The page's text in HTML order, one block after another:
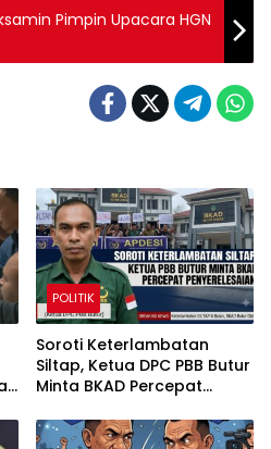
Pimpin Upacara HGN
POLITIK
Soroti Keterlambatan
Siltap, Ketua DPC PBB Butur
Minta BKAD Percepat